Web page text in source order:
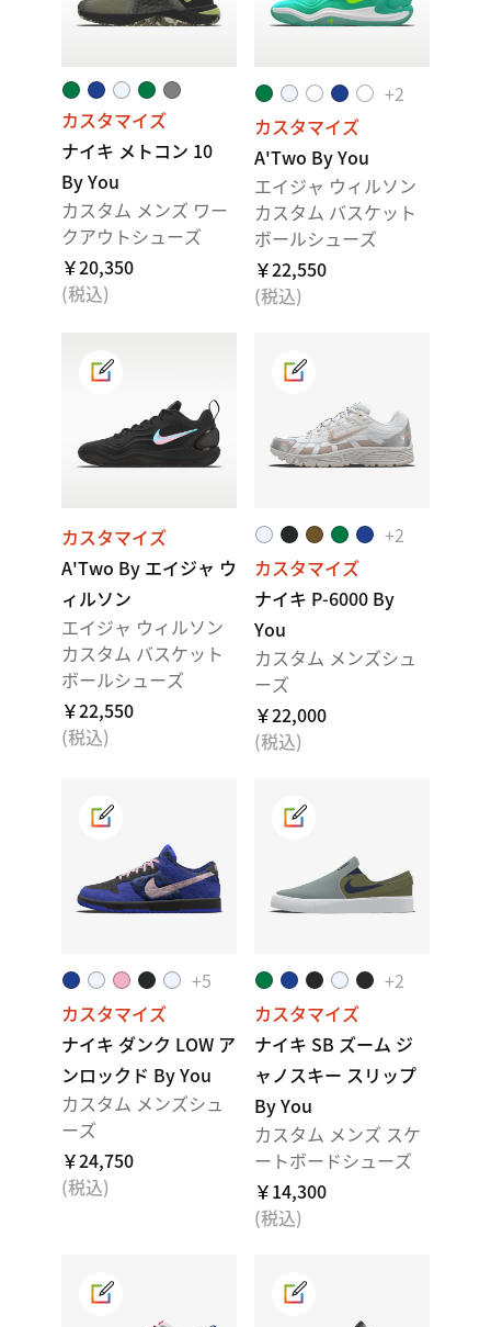
カスタマイズ
ナイキ メトコン 10
By You
カスタム メンズ ワー
クアウトシューズ
￥20,350
(税込)
+2
カスタマイズ
A'Two By You
エイジャ ウィルソン
カスタム バスケット
ボールシューズ
￥22,550
(税込)
カスタマイズ
A'Two By エイジャ ウ
ィルソン
エイジャ ウィルソン
カスタム バスケット
ボールシューズ
￥22,550
(税込)
+2
カスタマイズ
ナイキ P-6000 By
You
カスタム メンズシュ
ーズ
￥22,000
(税込)
+5
カスタマイズ
ナイキ ダンク LOW ア
ンロックド By You
カスタム メンズシュ
ーズ
￥24,750
(税込)
+2
カスタマイズ
ナイキ SB ズーム ジ
ャノスキー スリップ
By You
カスタム メンズ スケ
ートボードシューズ
￥14,300
(税込)